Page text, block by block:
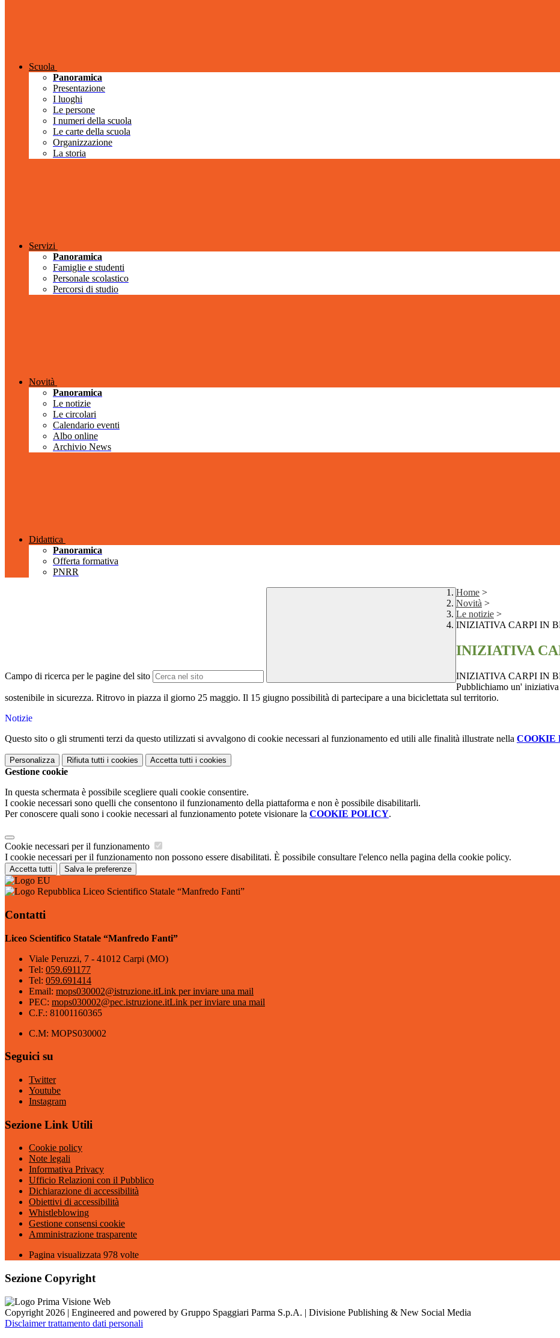
Scuola
Panoramica
Presentazione
I luoghi
Le persone
I numeri della scuola
Le carte della scuola
Organizzazione
La storia
Servizi
Panoramica
Famiglie e studenti
Personale scolastico
Percorsi di studio
Novità
Panoramica
Le notizie
Le circolari
Calendario eventi
Albo online
Archivio News
Didattica
Panoramica
Offerta formativa
PNRR
Campo di ricerca per le pagine del sito
Home >
Novità >
Le notizie >
INIZIATIVA CARPI IN
INIZIATIVA
INIZIATIVA CARPI IN
Pubblichiamo un'
sostenibile in sicurezza. Ritrovo in piazza il giorno 25 maggio. Il 15 giugno possibilità di partecipare a una biciclettata sul territorio.
Notizie
Questo sito o gli strumenti terzi da questo utilizzati si avvalgono di cookie necessari al funzionamento ed utili alle finalità illustrate nella COOKIE
Personalizza Rifiuta tutti i cookies Accetta tutti i cookies
Gestione cookie
In questa schermata è possibile scegliere quali cookie consentire.
I cookie necessari sono quelli che consentono il funzionamento della piattaforma e non è possibile disabilitarli.
Per conoscere quali sono i cookie necessari al funzionamento potete visionare la COOKIE POLICY.
Cookie necessari per il funzionamento
I cookie necessari per il funzionamento non possono essere disabilitati. È possibile consultare l'elenco nella pagina della cookie policy.
Accetta tutti Salva le preferenze
Liceo Scientifico Statale “Manfredo Fanti”
Contatti
Liceo Scientifico Statale “Manfredo Fanti”
Viale Peruzzi, 7 - 41012 Carpi (MO)
Tel: 059.691177
Tel: 059.691414
Email: mops030002@istruzione.itLink per inviare una mail
PEC: mops030002@pec.istruzione.itLink per inviare una mail
C.F.: 81001160365
C.M: MOPS030002
Seguici su
Twitter
Youtube
Instagram
Sezione Link Utili
Cookie policy
Note legali
Informativa Privacy
Ufficio Relazioni con il Pubblico
Dichiarazione di accessibilità
Obiettivi di accessibilità
Whistleblowing
Gestione consensi cookie
Amministrazione trasparente
Pagina visualizzata 978 volte
Sezione Copyright
Copyright 2026 | Engineered and powered by Gruppo Spaggiari Parma S.p.A. | Divisione Publishing & New Social Media
Disclaimer trattamento dati personali